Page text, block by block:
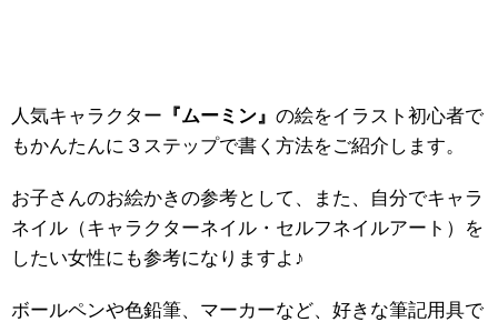
人気キャラクター 『ムーミン』 の絵をイラスト初心者で
もかんたんに３ステップで書く方法をご紹介します。
お子さんのお絵かきの参考として、また、自分でキャラ
ネイル（キャラクターネイル・セルフネイルアート）を
したい女性にも参考になりますよ♪
ボールペンや色鉛筆、マーカーなど、好きな筆記用具で